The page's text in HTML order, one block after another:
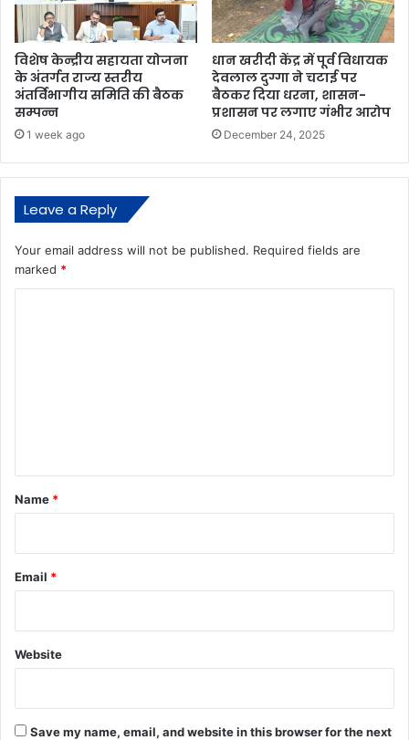
विशेष केन्द्रीय सहायता योजना
के अंतर्गत राज्य स्तरीय
अंतर्विभागीय समिति की बैठक
सम्पन्न
1 week ago
धान खरीदी केंद्र में पूर्व विधायक
देवलाल दुग्गा ने चटाई पर
बैठकर दिया धरना, शासन-
प्रशासन पर लगाए गंभीर आरोप
December 24, 2025
Leave a Reply
Your email address will not be published. Required fields are
marked *
*
Name *
Email *
Website
Save my name, email, and website in this browser for the next